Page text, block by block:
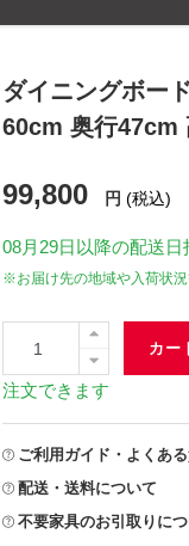
ダイニングボー
60cm 奥行47cm
99,800 円 (税込)
08月29日 以降の配送
※お届け先の地域や入荷状
カー
注文できます
ご利用ガイド・よくあ
配送・送料について
不要家具のお引取りに